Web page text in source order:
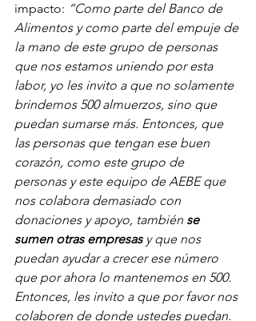
impacto: “Como parte del Banco de
Alimentos y como parte del empuje de
la mano de este grupo de personas
que nos estamos uniendo por esta
labor, yo les invito a que no solamente
brindemos 500 almuerzos, sino que
puedan sumarse más. Entonces, que
las personas que tengan ese buen
corazón, como este grupo de
personas y este equipo de AEBE que
nos colabora demasiado con
donaciones y apoyo, también se
sumen otras empresas y que nos
puedan ayudar a crecer ese número
que por ahora lo mantenemos en 500.
Entonces, les invito a que por favor nos
colaboren de donde ustedes puedan.